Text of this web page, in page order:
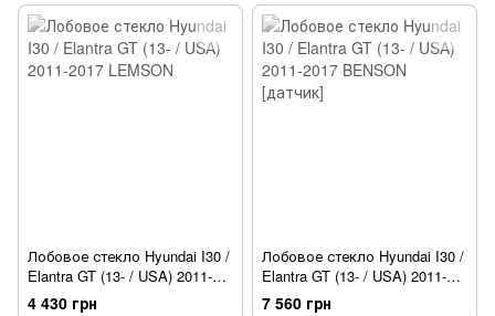
Лобовое стекло Hyundai I30 /
Elantra GT (13- / USA) 2011-
2017 LEMSON
4 430 грн
Лобовое стекло Hyundai I30 /
Elantra GT (13- / USA) 2011-
2017 BENSON [датчик]
7 560 грн